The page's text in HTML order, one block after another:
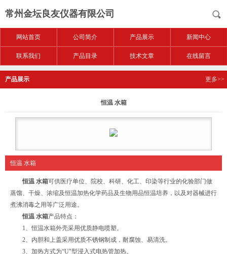
常州金坛良友仪器有限公司
网站首页 公司简介 产品展示 新闻中心
联系我们 产品目录 技术文章 在线留言
产品展示 更多>>
恒温 水箱
恒温 水箱
恒温 水箱可供医疗单位、院校、科研、化工、印染等行业的化验部门做
蒸馏、干燥、浓缩及恒温加热化学药品及生物用品恒温培养，以及对器械进行
煮沸消毒之用等广泛用途。
恒温 水箱产品特点：
1、恒温水箱外壳采用优质静电喷塑。
2、内胆和上盖采用优质不锈钢制成，耐腐蚀、易清洗。
3、加热方式为“U"型浸入式电热管加热。